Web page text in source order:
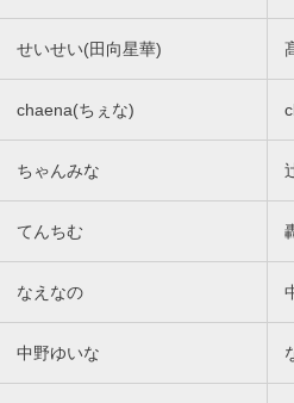
せいせい(田向星華)
chaena(ちぇな)
ちゃんみな
てんちむ
なえなの
中野ゆいな